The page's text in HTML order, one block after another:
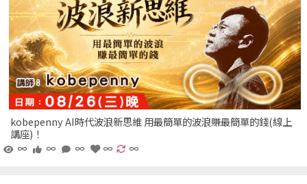
kobepenny AI時代波浪新思維 用最簡單的波浪賺最簡單的錢(線上
講座)！
∞
∞ ∞ ∞ ∞